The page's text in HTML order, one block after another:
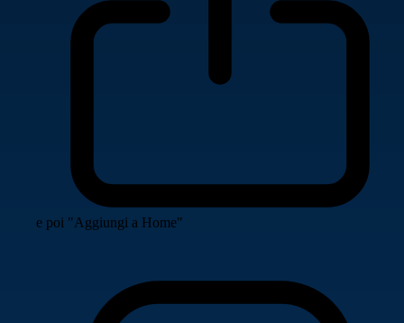
e poi "Aggiungi a Home"